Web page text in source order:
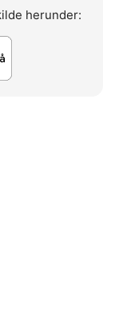
herunder: